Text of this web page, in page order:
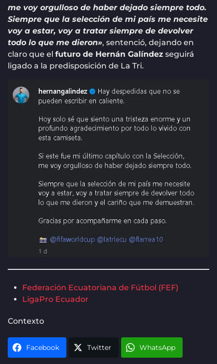
me voy orgulloso de haber dejado siempre todo.
Siempre que la selección de mi país me necesite
voy a estar, voy a tratar siempre de devolver
todo lo que me dieron», sentenció, dejando en
claro que el futuro de Hernán Galíndez seguirá
ligado a la predisposición de La Tri.
Federación Ecuatoriana de Fútbol (FEF)
LigaPro Ecuador
Contexto
Facebook Twitter WhatsApp